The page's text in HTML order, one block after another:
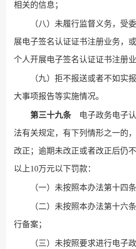
相关的信息；
（八）未履行监督义务，受
展电子签名认证证书注册业务，
个人开展电子签名认证证书注册业
（九）拒不报送或者不如实
大事项报告等实施情况。
第三十九条电子政务电子认
法有关规定，有下列情形之一的
改正；逾期未改正或者改正后仍
以上10万元以下罚款：
（一）未按照本办法第十四
（二）未按照本办法第十六
行备案；
（三）未按照要求进行电子